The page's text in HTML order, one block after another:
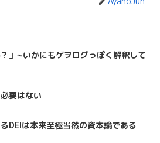
」~いかにもゲヲログっぽく解釈して
要はない
DEIは本来至極当然の資本論である